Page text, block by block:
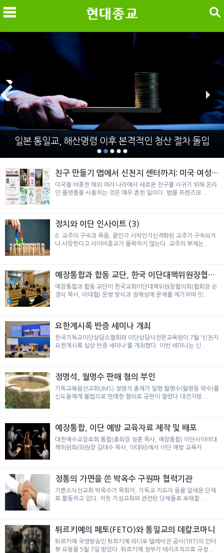
메
색
일본 통일교, 해산명령 이후 본격적인 청산 절차 돌입
친구 만들기 앱에서 신천지 센터까지: 미국 여성이
경험한 9개월 포섭의 전 과정
미국을 비롯한 해외 여러 나라에서 새로운 친구를 사귀기 위해 온라
인 플랫폼을 사용하는 것은 매우 흔한 일이다. 범블 프렌즈(B...
정치와 이단 인사이트 (3)
6. 교주의 구속과 죽음, 끝인가 시작인가신격화된 교주가 구속되거
나 사망한다고 사이비종교가 몰락하지 않는다. 교주의 부재는 ...
예장통합과 합동 교단, 한국 이단대책위원장협의
회 탈퇴
예장통합과 합동 교단이 한국교회이단대책위원장협의회(협회장 손
경식 목사, 이대협) 운영 방식과 정체성에 문제를 제기하며 잇...
요한계시록 반증 세미나 개최
한국기독교이단상담소협회와 이단상담사전문교육원이 7월 '신천지
요한계시록 실상 반증 세미나'를 개최했다. 이번 세미나는 신...
정명석, 월명수 판매 혐의 부인
기독교복음선교회(JMS) 정명석 총재가 일명 월명수(월명동 약수)를
신도들에게 불법으로 판매한 혐의로 공판이 열렸다.대전지방...
예장통합, 이단 예방 교육자료 제작 및 배포
대한예수교장로회 통합(총회장 정훈 목사, 예장통합) 이단사이비대
책위원회(위원장 김태수 목사, 이대위)에서 이단 예방 교육자...
정통의 가면을 쓴 박옥수 구원파 협력기관
기쁜소식선교회 박옥수가 목회자, 기독교 지도자 등을 앞세운 단체
로 활동하고 있다. 자칫 기성교회와 관련된 단체들로 오해할 ...
튀르키예의 페토(FETO)와 통일교의 데칼코마니
튀르키예 국영방송인 튀르키예 라디오 텔레비전 공사(TRT)의 인터
뷰 요청을 5월 7일 받았다. 튀르키예 정부가 테러조직으로 규정...